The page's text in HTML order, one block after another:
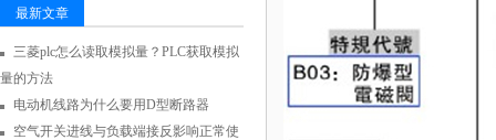
最新文章
三菱plc怎么读取模拟量？PLC获取模拟
量的方法
电动机线路为什么要用D型断路器
空气开关进线与负载端接反影响正常使